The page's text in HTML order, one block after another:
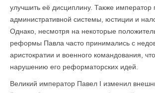
улучшить её дисциплину. Также
административной системы, юстиции и
Однако, несмотря на некоторые
реформы Павла часто принимались с
аристократии и военного командования,
нарушению его реформаторских идей.
Великий император Павел I изменил